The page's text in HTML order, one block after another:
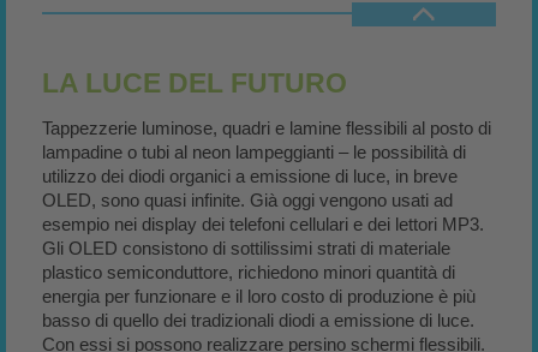
LA LUCE DEL FUTURO
Tappezzerie luminose, quadri e lamine flessibili al posto di
lampadine o tubi al neon lampeggianti – le possibilità di
utilizzo dei diodi organici a emissione di luce, in breve
OLED, sono quasi infinite. Già oggi vengono usati ad
esempio nei display dei telefoni cellulari e dei lettori MP3.
Gli OLED consistono di sottilissimi strati di materiale
plastico semiconduttore, richiedono minori quantità di
energia per funzionare e il loro costo di produzione è più
basso di quello dei tradizionali diodi a emissione di luce.
Con essi si possono realizzare persino schermi flessibili.